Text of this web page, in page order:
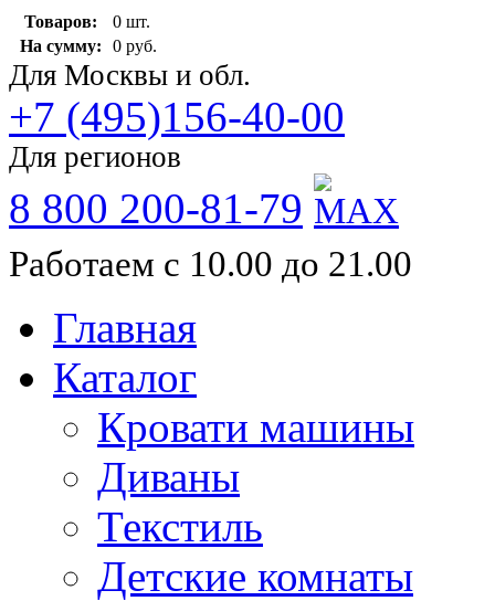
Товаров:
0 шт.
На сумму:
0 руб.
Для Москвы и обл.
+7 (495)156-40-00
Для регионов
8 800 200-81-79
Работаем с 10.00 до 21.00
Главная
Каталог
Кровати машины
Диваны
Текстиль
Детские комнаты